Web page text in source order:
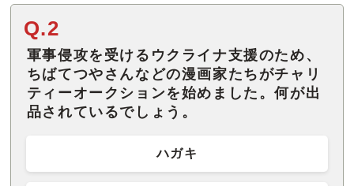
Q.2
軍事侵攻を受けるウクライナ支援のため、
ちばてつやさんなどの漫画家たちがチャリ
ティーオークションを始めました。何が出
品されているでしょう。
ハガキ